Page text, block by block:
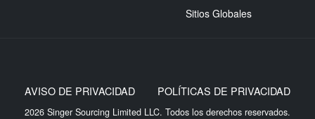
Sitios Globales
2026 Singer Sourcing Limited LLC. Todos los derechos reservados.
AVISO DE PRIVACIDAD POLÍTICAS DE PRIVACIDAD